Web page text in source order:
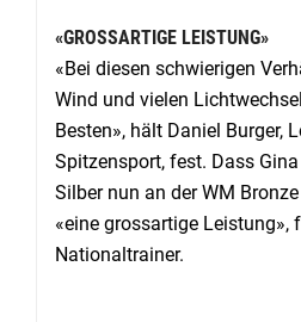
«GROSSARTIGE LEISTUNG»
«Bei diesen schwierigen
Wind und vielen
Besten», hält Daniel Burger,
Spitzensport, fest. Dass
Silber nun an der WM
«eine grossartige Leistung»,
Nationaltrainer.